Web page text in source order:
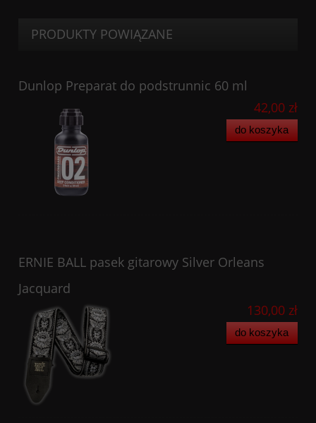
PRODUKTY POWIĄZANE
Dunlop Preparat do podstrunnic 60 ml
42,00 zł
do koszyka
ERNIE BALL pasek gitarowy Silver Orleans
Jacquard
130,00 zł
do koszyka